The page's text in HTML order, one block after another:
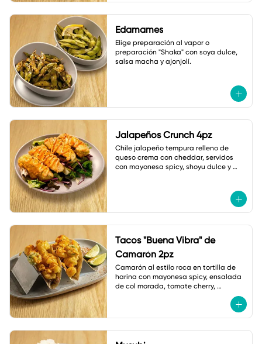
Edamames
Elige preparación al vapor o
preparación "Shaka" con soya dulce,
salsa macha y ajonjolí.
Jalapeños Crunch 4pz
Chile jalapeño tempura relleno de
queso crema con cheddar, servidos
con mayonesa spicy, shoyu dulce y
Tacos "Buena Vibra" de
Camarón 2pz
Camarón al estilo roca en tortilla de
harina con mayonesa spicy, ensalada
de col morada, tomate cherry,
jalapeño tempura, cebollín y shichimi.